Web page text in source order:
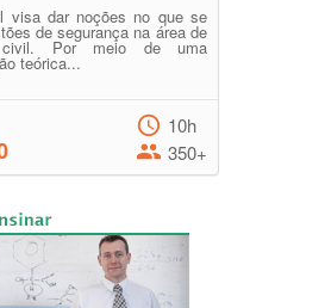
visa dar noções no que se
de segurança na área de
civil. Por meio de uma
teórica...
10h
350+